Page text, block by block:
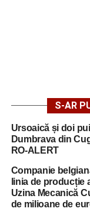
S-AR
Ursoaică și doi
Dumbrava din
RO-ALERT
Companie
linia de producție
Uzina Mecanică
de milioane de